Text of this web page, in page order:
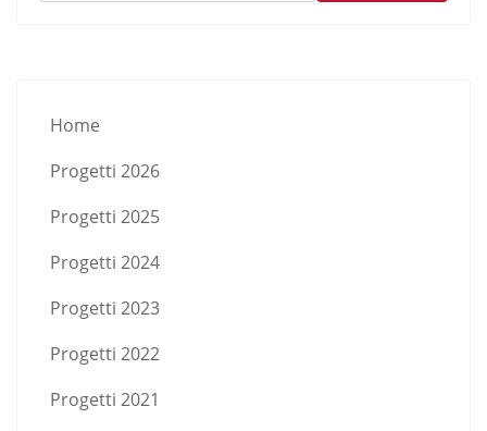
Home
Progetti 2026
Progetti 2025
Progetti 2024
Progetti 2023
Progetti 2022
Progetti 2021